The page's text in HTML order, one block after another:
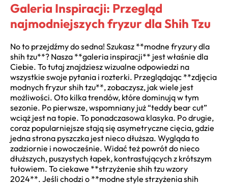
Galeria Inspiracji: Przegląd
najmodniejszych fryzur dla Shih Tzu
No to przejdźmy do sedna! Szukasz **modne fryzury dla
shih tzu**? Nasza **galeria inspiracji** jest właśnie dla
Ciebie. To tutaj znajdziesz wizualne odpowiedzi na
wszystkie swoje pytania i rozterki. Przeglądając **zdjęcia
modnych fryzur shih tzu**, zobaczysz, jak wiele jest
możliwości. Oto kilka trendów, które dominują w tym
sezonie. Po pierwsze, wspomniany już “teddy bear cut”
wciąż jest na topie. To ponadczasowa klasyka. Po drugie,
coraz popularniejsze stają się asymetryczne cięcia, gdzie
jedna strona pyszczka jest nieco dłuższa. Wygląda to
zadziornie i nowocześnie. Widać też powrót do nieco
dłuższych, puszystych łapek, kontrastujących z krótszym
tułowiem. To ciekawe **strzyżenie shih tzu wzory
2024**. Jeśli chodzi o **modne style strzyżenia shih